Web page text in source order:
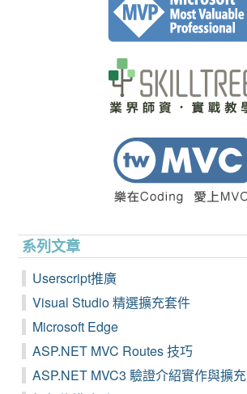
系列文章
Userscript推廣
Visual Studio 精選擴充套件
Microsoft Edge
ASP.NET MVC Routes 技巧
ASP.NET MVC3 驗證介紹實作與擴充